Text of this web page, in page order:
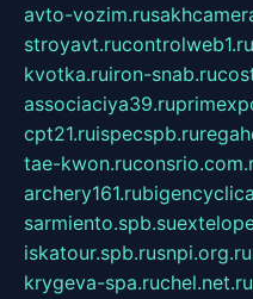
avto-vozim.ru
stroyavt.rucontrolweb1.ru
kvotka.ruiron-snab.ru
associaciya39.ru
cpt21.ruispecspb.ru
tae-kwon.ru
archery161.ru
sarmiento.spb.su
iskatour.spb.rusnpi.org.ru
krygeva-spa.ruchel.net.ru